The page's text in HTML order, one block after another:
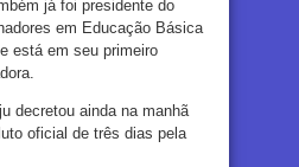
já foi presidente do
em Educação Básica
está em seu primeiro
decretou ainda na manhã
oficial de três dias pela